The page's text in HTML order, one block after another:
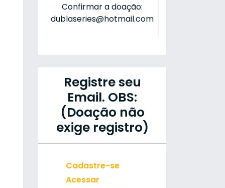
Confirmar a doação:
dublaseries@hotmail.com
Registre seu
Email. OBS:
(Doação não
exige registro)
Cadastre-se
Acessar